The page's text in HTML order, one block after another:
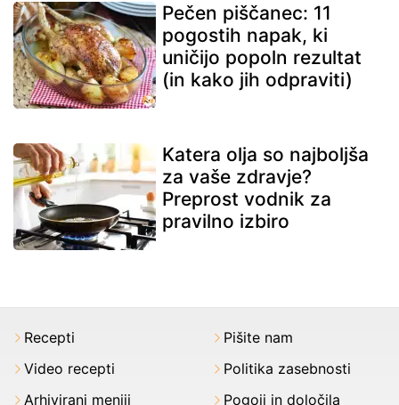
Pečen piščanec: 11
pogostih napak, ki
uničijo popoln rezultat
(in kako jih odpraviti)
Katera olja so najboljša
za vaše zdravje?
Preprost vodnik za
pravilno izbiro
Recepti
Video recepti
Arhivirani meniji
Pišite nam
Politika zasebnosti
Pogoji in določila